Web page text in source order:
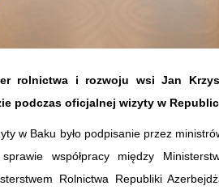
rolnictwa i rozwoju wsi Jan
podczas oficjalnej wizyty w
w Baku było podpisanie przez
współpracy między
Rolnictwa Republiki